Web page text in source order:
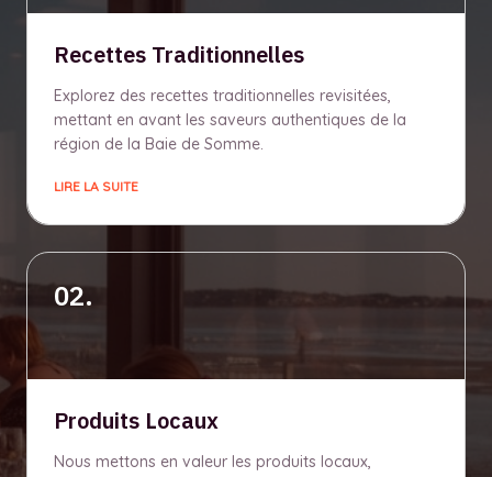
Recettes Traditionnelles
Explorez des recettes traditionnelles revisitées,
mettant en avant les saveurs authentiques de la
région de la Baie de Somme.
LIRE LA SUITE
02.
Produits Locaux
Nous mettons en valeur les produits locaux,